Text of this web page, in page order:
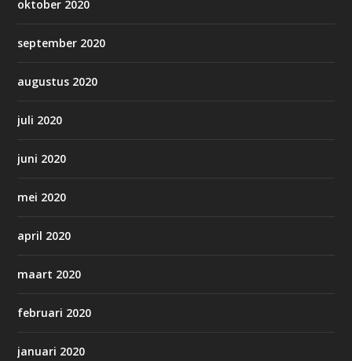
oktober 2020
september 2020
augustus 2020
juli 2020
juni 2020
mei 2020
april 2020
maart 2020
februari 2020
januari 2020